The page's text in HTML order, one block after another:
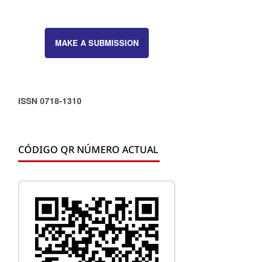
MAKE A SUBMISSION
ISSN 0718-1310
CÓDIGO QR NÚMERO ACTUAL